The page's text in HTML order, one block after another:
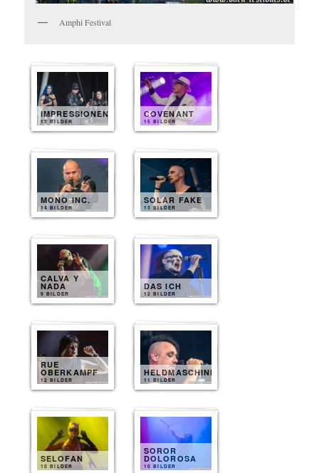
Amphi Festival
IMPRESSIONEN
12 BILDER
COVENANT
15 BILDER
MONO INC.
14 BILDER
SOLAR FAKE
13 BILDER
CALVA Y
NADA
9 BILDER
DAS ICH
12 BILDER
RUE
OBERKAMPF
12 BILDER
HELDMASCHINE
11 BILDER
SELOFAN
10 BILDER
SOROR
DOLOROSA
10 BILDER